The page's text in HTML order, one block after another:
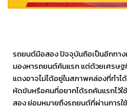
รถยนต์มือสอง ปัจจุบันถือเป็นอีกทา
มองหารถยนต์คันแรก แต่ด้วยเศรษ
แดงอาจไม่ได้อยู่ในสภาพคล่องที่ทำไ
หัดขับหรือคนที่อยากได้รถคันแรกไว้
สอง ย่อมหมายถึงรถยนต์ที่ผ่านการใช้